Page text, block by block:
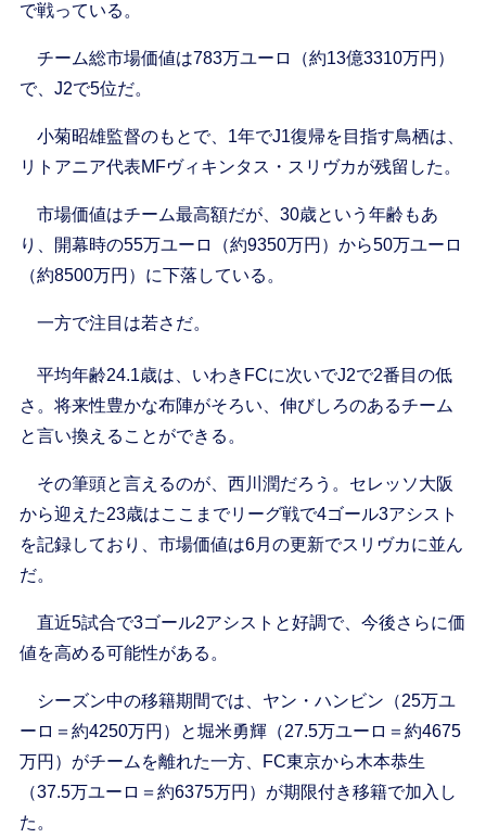
で戦っている。
チーム総市場価値は783万ユーロ（約13億3310万円）
で、J2で5位だ。
小菊昭雄監督のもとで、1年でJ1復帰を目指す鳥栖は、
リトアニア代表MFヴィキンタス・スリヴカが残留した。
市場価値はチーム最高額だが、30歳という年齢もあ
り、開幕時の55万ユーロ（約9350万円）から50万ユーロ
（約8500万円）に下落している。
一方で注目は若さだ。
平均年齢24.1歳は、いわきFCに次いでJ2で2番目の低
さ。将来性豊かな布陣がそろい、伸びしろのあるチーム
と言い換えることができる。
その筆頭と言えるのが、西川潤だろう。セレッソ大阪
から迎えた23歳はここまでリーグ戦で4ゴール3アシスト
を記録しており、市場価値は6月の更新でスリヴカに並ん
だ。
直近5試合で3ゴール2アシストと好調で、今後さらに価
値を高める可能性がある。
シーズン中の移籍期間では、ヤン・ハンビン（25万ユ
ーロ＝約4250万円）と堀米勇輝（27.5万ユーロ＝約4675
万円）がチームを離れた一方、FC東京から木本恭生
（37.5万ユーロ＝約6375万円）が期限付き移籍で加入し
た。